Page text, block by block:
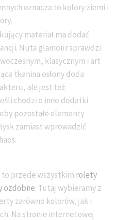
oznacza to kolory ziemi i
materiał ma dodać
Nuta glamour sprawdzi
klasycznym i art
tkanina osłony doda
ale jest też
chodzi o inne dodatki.
pozostałe elementy
zamiast wprowadzić
przede wszystkim rolety
ozdobne. Tutaj wybieramy z
zarówno kolorów, jak i
Na stronie internetowej